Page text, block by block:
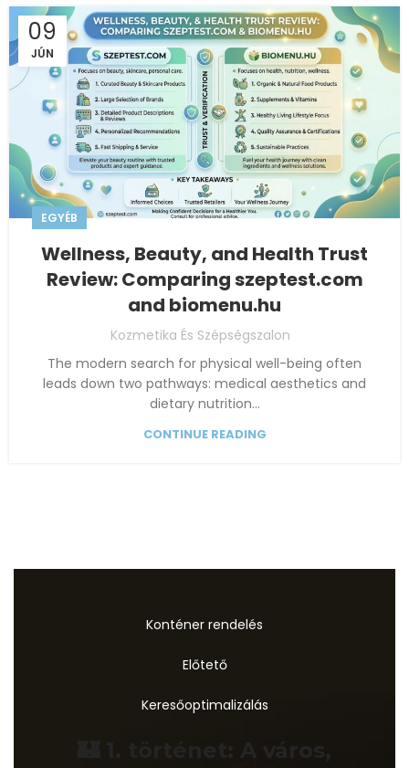
09
JÚN
EGYÉB
Wellness, Beauty, and Health Trust
Review: Comparing szeptest.com
and biomenu.hu
Kozmetika És Szépségszalon
The modern search for physical well-being often
leads down two pathways: medical aesthetics and
dietary nutrition...
CONTINUE READING
Konténer rendelés
Előtető
Keresőoptimalizálás
🏰 1. történet: A város,